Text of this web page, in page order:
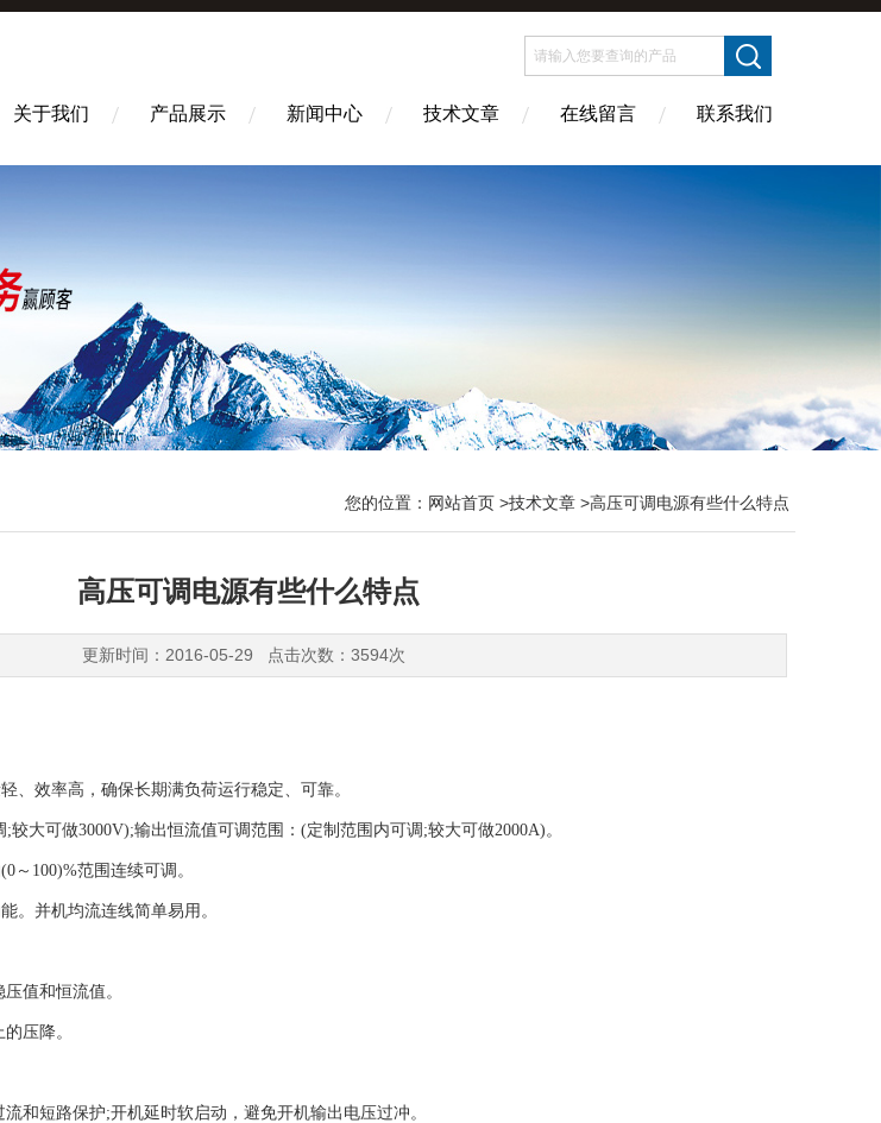
关于我们 产品展示 新闻中心 技术文章 在线留言 联系我们
您的位置： 网站首页 >技术文章 >高压可调电源有些什么特点
高压可调电源有些什么特点
更新时间：2016-05-29 点击次数：3594次
、效率高，确保长期满负荷运行稳定、可靠。
大可做3000V);输出恒流值可调范围：(定制范围内可调;较大可做2000A)。
～100)%范围连续可调。
。并机均流连线简单易用。
值和恒流值。
的压降。
和短路保护;开机延时软启动，避免开机输出电压过冲。